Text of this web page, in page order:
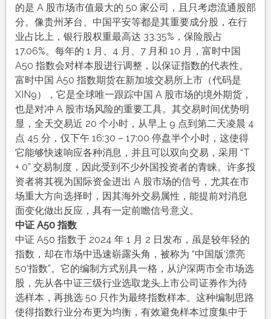
的是 A 股市场市值最大的 50 家公司，且只考虑流通股部
分。像贵州茅台、中国平安等都是其重要成分股，在行
业占比上，银行股权重最高达 33.35%，保险股占
17.06%。每年的 1 月、4 月、7 月和 10 月，富时中国
A50 指数会对样本股进行调整，以保证指数的代表性。
富时中国 A50 指数期货在新加坡交易所上市（代码是
XIN9），它是全球唯一跟踪中国 A 股市场的境外期货，
也是对冲 A 股市场风险的重要工具。其交易时间优势明
显，全天交易近 20 个小时，从早上 9 点到第二天凌晨 4
点 45 分，仅下午 16:30 – 17:00 停盘半个小时，这使得
它能够快速响应各种消息，并且可以双向交易，采用 “T
+ 0” 交易制度，因此受到不少外国投资者的青睐。许多投
资者将其视为国际资金进出 A 股市场的信号，尤其在市
场重大方向选择时，因其海外交易属性，能提前对消息
面变化做出反应，具有一定前瞻信号意义。
中证 A50 指数
中证 A50 指数于 2024 年 1 月 2 日发布，虽是较年轻的
指数，却在市场中迅速崭露头角，被称为 “中国版‘漂亮
50’指数”。它的编制方式别具一格，从沪深两市全市场选
股，先从各中证三级行业选取龙头上市公司证券作为待
选样本，再挑选 50 只作为最终指数样本。这种编制思路
使得指数行业分布更为均衡，有效避免样本过度集中于